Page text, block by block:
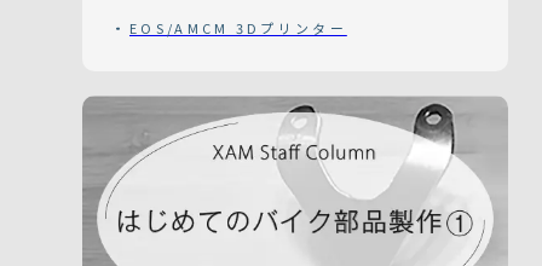
EOS/AMCM 3Dプリンター